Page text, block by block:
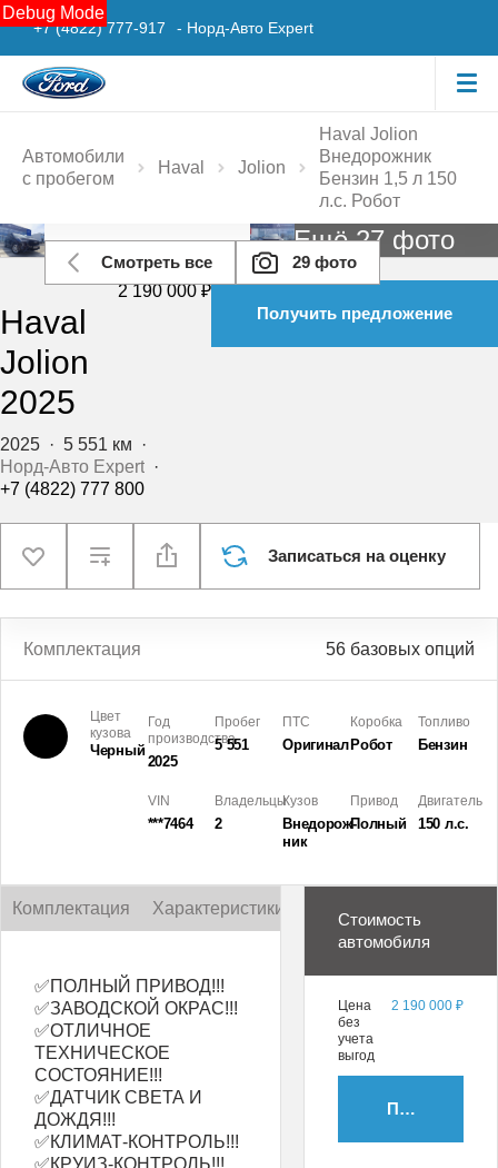
Debug Mode
+7 (4822) 777-917 - Норд-Авто Expert
Автомобили
с пробегом
Haval Jolion
Haval Jolion
Внедорожник
Бензин 1,5 л 150
л.с. Робот
Смотреть все 29 фото
Ещё 27 фото
Haval
Jolion
2025
2 190 000 ₽
2025 · 5 551 км ·
Норд-Авто Expert ·
+7 (4822) 777 800
Получить предложение
Записаться на оценку
Комплектация 56 базовых опций
Цвет
кузова
Черный
Год
производства
2025
Пробег
5 551
ПТС
Оригинал
Коробка
Робот
Топливо
Бензин
VIN
***7464
Владельцы
2
Кузов
Внедорож­
ник
Привод
Полный
Двигатель
150 л.с.
Комплектация Характеристики
✅ПОЛНЫЙ ПРИВОД!!!
✅ЗАВОДСКОЙ ОКРАС!!!
✅ОТЛИЧНОЕ
ТЕХНИЧЕСКОЕ
СОСТОЯНИЕ!!!
✅ДАТЧИК СВЕТА И
ДОЖДЯ!!!
✅КЛИМАТ-КОНТРОЛЬ!!!
✅КРУИЗ-КОНТРОЛЬ!!!
Стоимость
автомобиля
Цена
без
учета
выгод
2 190 000 ₽
Получить